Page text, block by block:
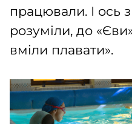
працювали. І ось
розуміли, до
вміли плавати».